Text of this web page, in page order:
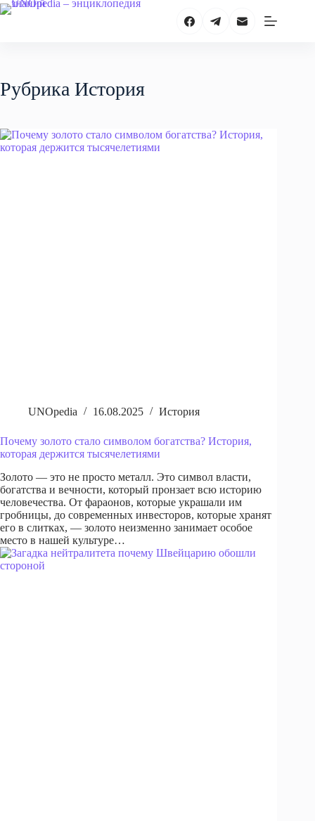
Перейти
к
Рубрика История
UNOpedia 16.08.2025 История
Почему золото стало символом богатства? История,
которая держится тысячелетиями
Золото — это не просто металл. Это символ власти,
богатства и вечности, который пронзает всю историю
человечества. От фараонов, которые украшали им
гробницы, до современных инвесторов, которые хранят
его в слитках, — золото неизменно занимает особое
место в нашей культуре…